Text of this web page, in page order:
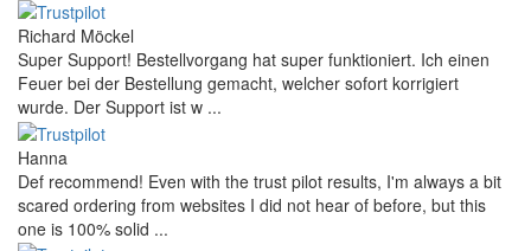
Richard Möckel
Super Support! Bestellvorgang hat super funktioniert. Ich einen
Feuer bei der Bestellung gemacht, welcher sofort korrigiert
wurde. Der Support ist w ...
Hanna
Def recommend! Even with the trust pilot results, I'm always a bit
scared ordering from websites I did not hear of before, but this
one is 100% solid ...